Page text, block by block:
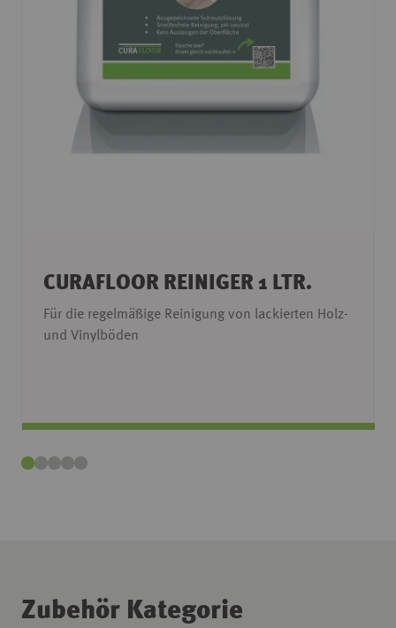
CURAFLOOR REINIGER 1 LTR.
Für die regelmäßige Reinigung von lackierten Holz-
und Vinylböden
Zubehör Kategorie